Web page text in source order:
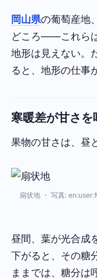
岡山県の葡萄産地
どころ——これら
地形は見えない。
ると、地形の仕事
寒暖差が甘さを
果物の甘さは、昼
扇状地 ・ 写真:
昼間、葉が光合成
下がると、その糖
ままでは、糖分は